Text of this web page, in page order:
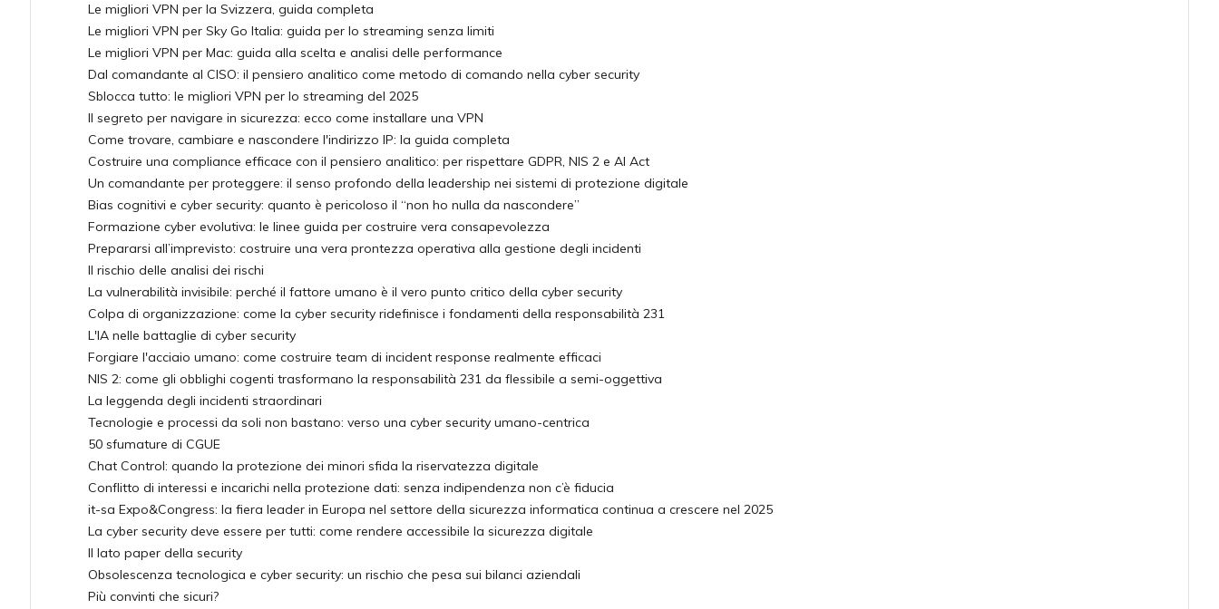
Le migliori VPN per la Svizzera, guida completa
Le migliori VPN per Sky Go Italia: guida per lo streaming senza limiti
Le migliori VPN per Mac: guida alla scelta e analisi delle performance
Dal comandante al CISO: il pensiero analitico come metodo di comando nella cyber security
Sblocca tutto: le migliori VPN per lo streaming del 2025
Il segreto per navigare in sicurezza: ecco come installare una VPN
Come trovare, cambiare e nascondere l'indirizzo IP: la guida completa
Costruire una compliance efficace con il pensiero analitico: per rispettare GDPR, NIS 2 e AI Act
Un comandante per proteggere: il senso profondo della leadership nei sistemi di protezione digitale
Bias cognitivi e cyber security: quanto è pericoloso il “non ho nulla da nascondere”
Formazione cyber evolutiva: le linee guida per costruire vera consapevolezza
Prepararsi all’imprevisto: costruire una vera prontezza operativa alla gestione degli incidenti
Il rischio delle analisi dei rischi
La vulnerabilità invisibile: perché il fattore umano è il vero punto critico della cyber security
Colpa di organizzazione: come la cyber security ridefinisce i fondamenti della responsabilità 231
L'IA nelle battaglie di cyber security
Forgiare l'acciaio umano: come costruire team di incident response realmente efficaci
NIS 2: come gli obblighi cogenti trasformano la responsabilità 231 da flessibile a semi-oggettiva
La leggenda degli incidenti straordinari
Tecnologie e processi da soli non bastano: verso una cyber security umano-centrica
50 sfumature di CGUE
Chat Control: quando la protezione dei minori sfida la riservatezza digitale
Conflitto di interessi e incarichi nella protezione dati: senza indipendenza non c’è fiducia
it-sa Expo&Congress: la fiera leader in Europa nel settore della sicurezza informatica continua a crescere nel 2025
La cyber security deve essere per tutti: come rendere accessibile la sicurezza digitale
Il lato paper della security
Obsolescenza tecnologica e cyber security: un rischio che pesa sui bilanci aziendali
Più convinti che sicuri?